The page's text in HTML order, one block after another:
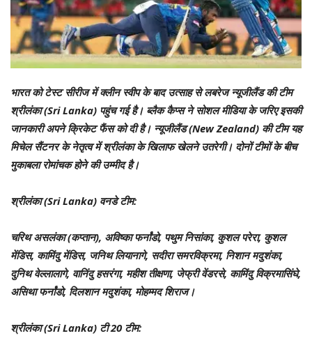
भारत को टेस्ट सीरीज में क्लीन स्वीप के बाद उत्साह से लबरेज न्यूजीलैंड की टीम
श्रीलंका (Sri Lanka) पहुंच गई है। ब्लैक कैप्स ने सोशल मीडिया के जरिए इसकी
जानकारी अपने क्रिकेट फैंस को दी है। न्यूजीलैंड (New Zealand) की टीम यह
मिचेल सैंटनर के नेतृत्व में श्रीलंका के खिलाफ खेलने उतरेगी। दोनों टीमों के बीच
मुकाबला रोमांचक होने की उम्मीद है।
श्रीलंका (Sri Lanka) वनडे टीम:
चरिथ असलंका (कप्तान), अविष्का फर्नांडो, पथुम निसांका, कुशल परेरा, कुशल
मेंडिस, कामिंदु मेंडिस, जनिथ लियानागे, सदीरा समरविक्रमा, निशान मदुशंका,
दुनिथ वेल्लालागे, वानिंदु हसरंगा, महीश तीक्षणा, जेफ्री वेंडरसे, कामिंदु विक्रमासिंघे,
असिथा फर्नांडो, दिलशान मदुशंका, मोहम्मद शिराज।
श्रीलंका (Sri Lanka) टी 20 टीम: